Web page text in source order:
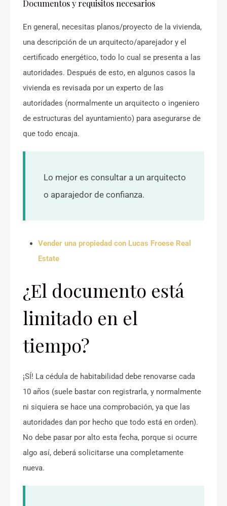
Documentos y requisitos necesarios
En general, necesitas planos/proyecto de la vivienda,
una descripción de un arquitecto/aparejador y el
certificado energético, todo lo cual se presenta a las
autoridades. Después de esto, en algunos casos la
vivienda es revisada por un experto de las
autoridades (normalmente un arquitecto o ingeniero
de estructuras del ayuntamiento) para asegurarse de
que todo encaja.
Lo mejor es consultar a un arquitecto
o aparajedor de confianza.
Vender una propiedad con Lucas Froese Real
Estate
¿El documento está
limitado en el
tiempo?
¡SÍ! La cédula de habitabilidad debe renovarse cada
10 años (suele bastar con registrarla, y normalmente
ni siquiera se hace una comprobación, ya que las
autoridades dan por hecho que todo está en orden).
No debe pasar por alto esta fecha, porque si ocurre
algo así, deberá solicitarse una completamente
nueva.